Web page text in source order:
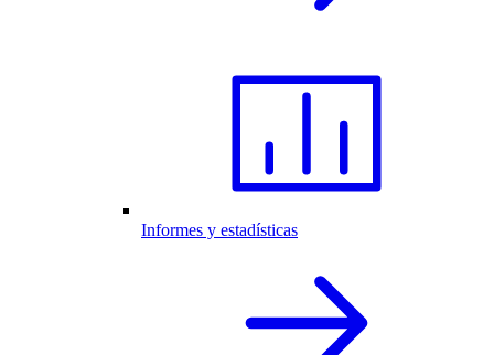
Informes y estadísticas